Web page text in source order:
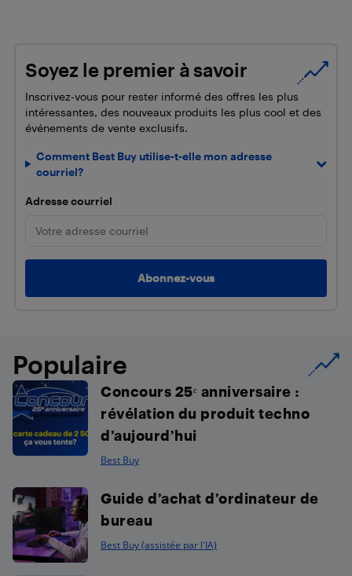
Soyez le premier à savoir
Inscrivez-vous pour rester informé des offres les plus
intéressantes, des nouveaux produits les plus cool et des
événements de vente exclusifs.
Comment Best Buy utilise-t-elle mon adresse
courriel?
Adresse courriel
Populaire
Concours 25ᵉ anniversaire :
révélation du produit techno
d’aujourd’hui
Best Buy
Guide d’achat d’ordinateur de
bureau
Best Buy (assistée par l'IA)